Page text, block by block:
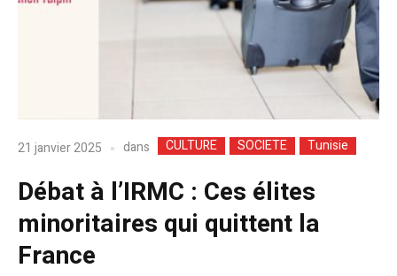
21 janvier 2025 dans CULTURE SOCIETE Tunisie
Débat à l’IRMC : Ces élites
minoritaires qui quittent la
France